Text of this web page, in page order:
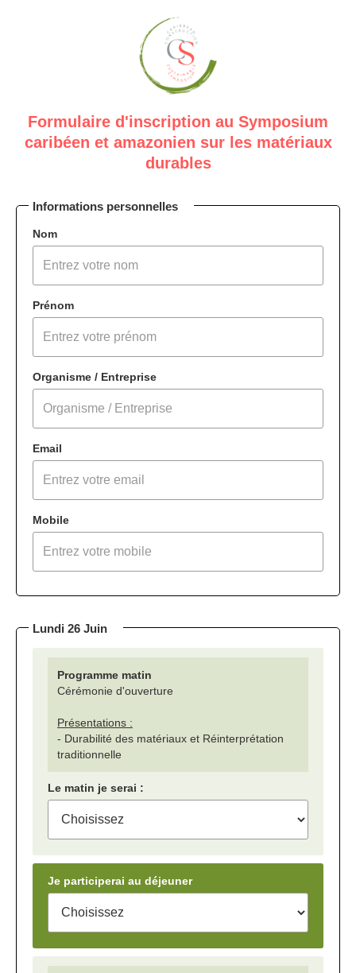
Formulaire d'inscription au Symposium
caribéen et amazonien sur les matériaux
durables
Nom
Informations personnelles
Prénom
Organisme / Entreprise
Email
Mobile
Programme matin
Cérémonie d'ouverture
Présentations :
- Durabilité des matériaux et Réinterprétation
traditionnelle
Le matin je serai :
Je participerai au déjeuner
Lundi 26 Juin